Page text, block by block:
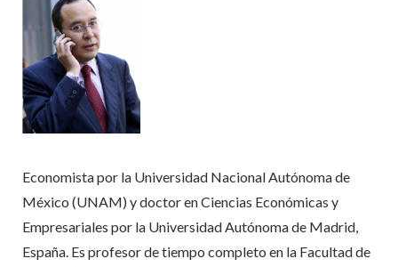
Economista por la Universidad Nacional Autónoma de
México (UNAM) y doctor en Ciencias Económicas y
Empresariales por la Universidad Autónoma de Madrid,
España. Es profesor de tiempo completo en la Facultad de